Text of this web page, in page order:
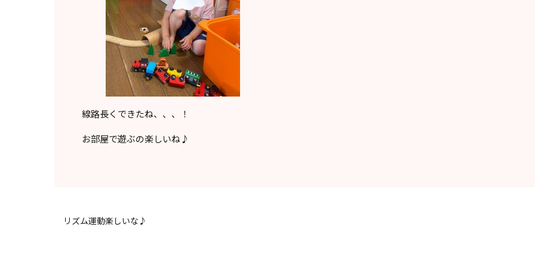
線路長くできたね、、、！
お部屋で遊ぶの楽しいね♪
リズム運動楽しいな♪